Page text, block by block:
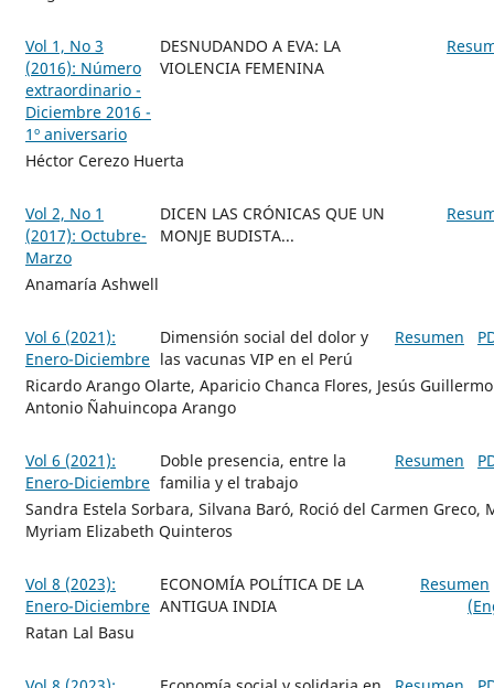
Vol 1, No 3
(2016): Número
extraordinario -
Diciembre 2016 -
1º aniversario
DESNUDANDO A EVA: LA
VIOLENCIA FEMENINA
Héctor Cerezo Huerta
Vol 2, No 1
(2017): Octubre-
Marzo
DICEN LAS CRÓNICAS QUE UN
MONJE BUDISTA...
Anamaría Ashwell
Vol 6 (2021):
Enero-Diciembre
Dimensión social del dolor y
las vacunas VIP en el Perú
Resumen
Ricardo Arango Olarte, Aparicio Chanca Flores, Jesús
Antonio Ñahuincopa Arango
Vol 6 (2021):
Enero-Diciembre
Doble presencia, entre la
familia y el trabajo
Resumen
Sandra Estela Sorbara, Silvana Baró, Roció del Carmen Greco,
Myriam Elizabeth Quinteros
Vol 8 (2023):
Enero-Diciembre
ECONOMÍA POLÍTICA DE LA
ANTIGUA INDIA
Resumen
Ratan Lal Basu